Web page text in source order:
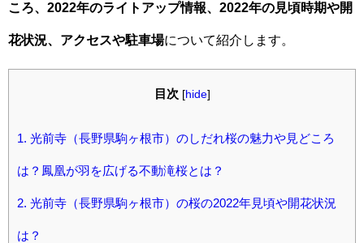
ころ、2022年のライトアップ情報、2022年の見頃時期や開
花状況、アクセスや駐車場について紹介します。
目次 [hide]
1. 光前寺（長野県駒ヶ根市）のしだれ桜の魅力や見どころ
は？鳳凰が羽を広げる不動滝桜とは？
2. 光前寺（長野県駒ヶ根市）の桜の2022年見頃や開花状況
は？